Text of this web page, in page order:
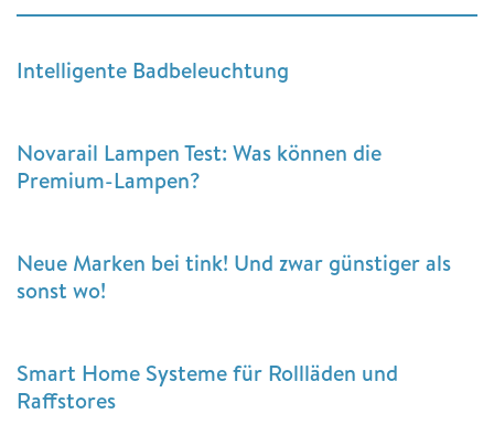
Intelligente Badbeleuchtung
Novarail Lampen Test: Was können die
Premium-Lampen?
Neue Marken bei tink! Und zwar günstiger als
sonst wo!
Smart Home Systeme für Rollläden und
Raffstores